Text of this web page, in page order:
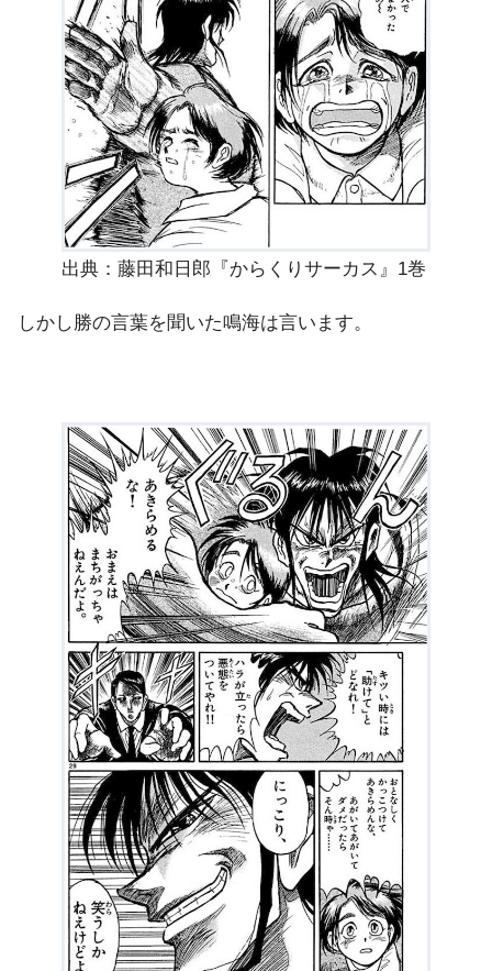
出典：藤田和日郎『からくりサーカス』1巻
しかし勝の言葉を聞いた鳴海は言います。